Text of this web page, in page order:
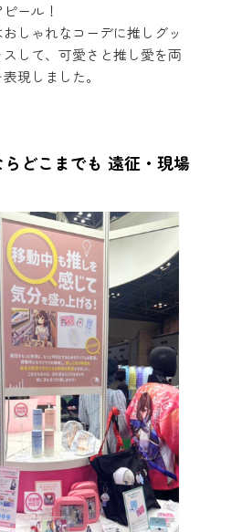
ール！
しゃれなコーデに推しグッ
して、可愛さと推し愛を両
現しました。
どこまでも 遠征・現場